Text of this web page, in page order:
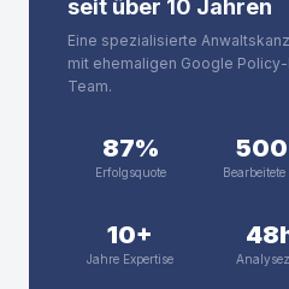
seit über 10 Jahren
Eine spezialisierte
mit ehemaligen Google
Team.
87%
Erfolgsquote
10+
Jahre Expertise